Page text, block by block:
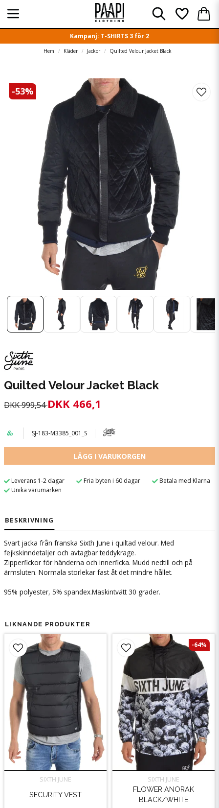
Kampanj: T-SHIRTS 3 för 2
Hem Kläder Jackor Quilted Velour Jacket Black
-53%
Quilted Velour Jacket Black
DKK 999,54DKK 466,1
SJ-183-M3385_001_S
LÄGG I VARUKORGEN
Leverans 1-2 dagar Fria byten i 60 dagar
Betala med Klarna
Unika varumärken
BESKRIVNING
Svart jacka från franska Sixth June i quiltad velour. Med
fejkskinndetaljer och avtagbar teddykrage.
Zipperfickor för händerna och innerficka. Mudd nedtill och på
ärmsluten. Normala storlekar fast åt det mindre hållet.
95% polyester, 5% spandex.Maskintvätt 30 grader.
LIKNANDE PRODUKTER
SIXTH JUNE
SECURITY VEST
SIXTH JUNE
FLOWER ANORAK
BLACK/WHITE
-64%